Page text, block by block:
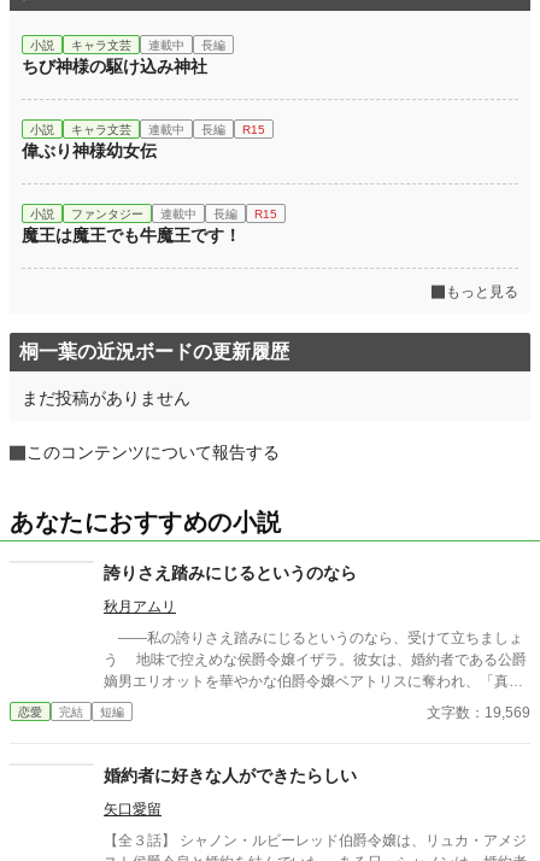
小説 キャラ文芸 連載中 長編
ちび神様の駆け込み神社
小説 キャラ文芸 連載中 長編 R15
偉ぶり神様幼女伝
小説 ファンタジー 連載中 長編 R15
魔王は魔王でも牛魔王です！
もっと見る
桐一葉の近況ボードの更新履歴
まだ投稿がありません
このコンテンツについて報告する
あなたにおすすめの小説
誇りさえ踏みにじるというのなら
秋月アムリ
――私の誇りさえ踏みにじるというのなら、受けて立ちましょ
う 地味で控えめな侯爵令嬢イザラ。彼女は、婚約者である公爵
嫡男エリオットを華やかな伯爵令嬢ベアトリスに奪われ、「真実
の愛」を見つけたという身勝手な理由で一方的に婚約破棄を突き
つけられる。 ベアトリスからは地味で退屈な女と公然と蔑ま
侯爵家の誇りを守るため不当な破棄を断固として拒否。たった一
人で反撃の証拠集めを開始する。 彼女が助力を求めたのは、社
交界から距離を置き、冷徹と噂される辺境伯アレクシス。彼は、
イザラの持つ鋼のような意志と冷静な知性を見抜き、彼女の非公
式な協力者となる。 しかし、そんな彼女を待っていたのは「辺
恋愛 完結 短編 文字数：19,569
婚約者に好きな人ができたらしい
矢口愛留
【全３話】 シャノン・ルビーレッド伯爵令嬢は、リュカ・アメジ